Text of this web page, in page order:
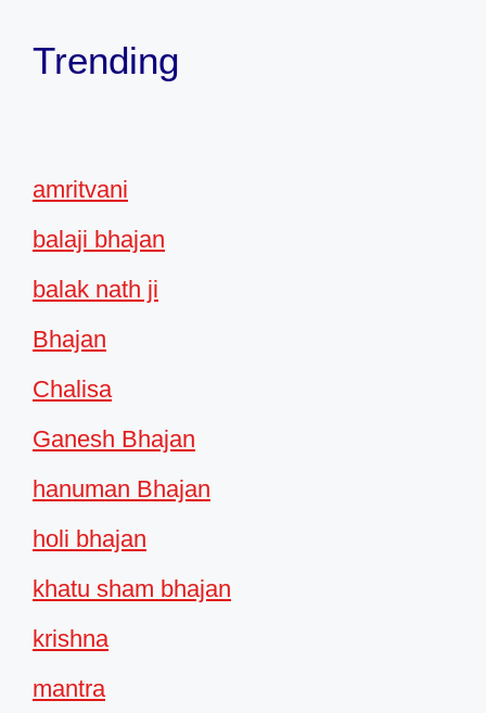
Trending
amritvani
balaji bhajan
balak nath ji
Bhajan
Chalisa
Ganesh Bhajan
hanuman Bhajan
holi bhajan
khatu sham bhajan
krishna
mantra